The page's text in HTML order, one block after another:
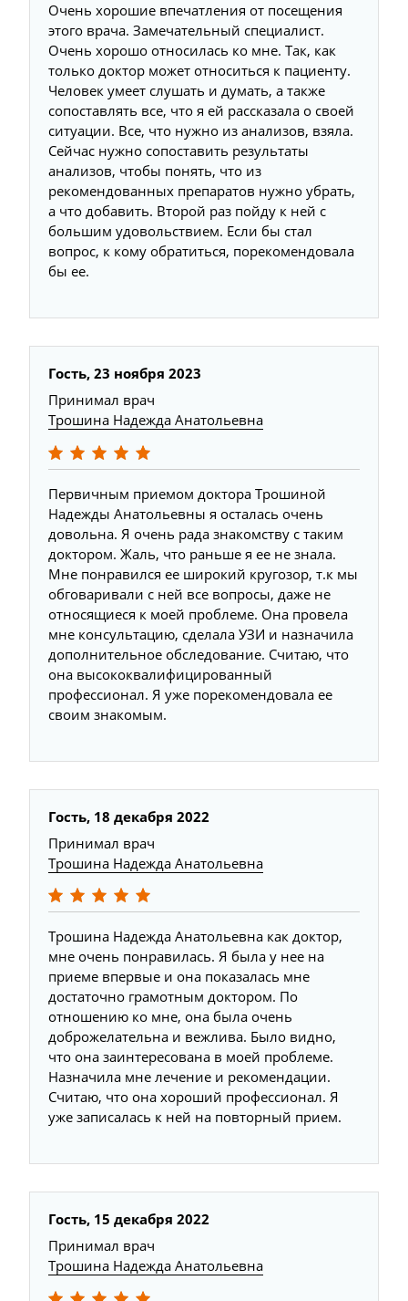
Очень хорошие впечатления от посещения
этого врача. Замечательный специалист.
Очень хорошо относилась ко мне. Так, как
только доктор может относиться к пациенту.
Человек умеет слушать и думать, а также
сопоставлять все, что я ей рассказала о своей
ситуации. Все, что нужно из анализов, взяла.
Сейчас нужно сопоставить результаты
анализов, чтобы понять, что из
рекомендованных препаратов нужно убрать,
а что добавить. Второй раз пойду к ней с
большим удовольствием. Если бы стал
вопрос, к кому обратиться, порекомендовала
бы ее.
Гость, 23 ноября 2023
Принимал врач
Трошина Надежда Анатольевна
Первичным приемом доктора Трошиной
Надежды Анатольевны я осталась очень
довольна. Я очень рада знакомству с таким
доктором. Жаль, что раньше я ее не знала.
Мне понравился ее широкий кругозор, т.к мы
обговаривали с ней все вопросы, даже не
относящиеся к моей проблеме. Она провела
мне консультацию, сделала УЗИ и назначила
дополнительное обследование. Считаю, что
она высококвалифицированный
профессионал. Я уже порекомендовала ее
своим знакомым.
Гость, 18 декабря 2022
Принимал врач
Трошина Надежда Анатольевна
Трошина Надежда Анатольевна как доктор,
мне очень понравилась. Я была у нее на
приеме впервые и она показалась мне
достаточно грамотным доктором. По
отношению ко мне, она была очень
доброжелательна и вежлива. Было видно,
что она заинтересована в моей проблеме.
Назначила мне лечение и рекомендации.
Считаю, что она хороший профессионал. Я
уже записалась к ней на повторный прием.
Гость, 15 декабря 2022
Принимал врач
Трошина Надежда Анатольевна